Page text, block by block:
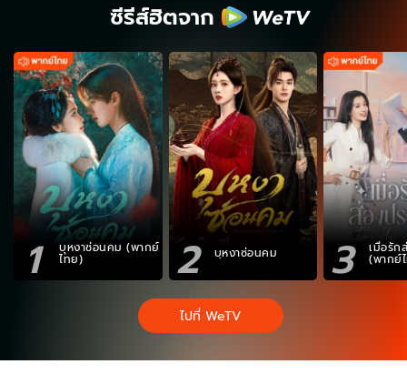
ซีรีส์ฮิตจาก
1 บุหงาซ่อนคม (พากย์
ไทย) 2 บุหงาซ่อนคม 3 เมื่อรัก
(พากย์
ไปที่ WeTV